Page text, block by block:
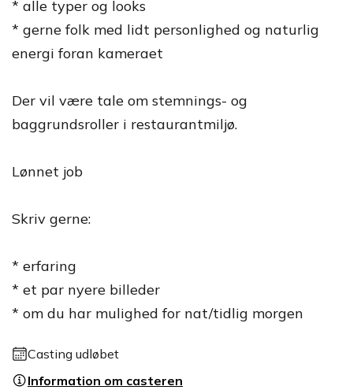
* alle typer og looks
* gerne folk med lidt personlighed og naturlig
energi foran kameraet
Der vil være tale om stemnings- og
baggrundsroller i restaurantmiljø.
Lønnet job
Skriv gerne:
* erfaring
* et par nyere billeder
* om du har mulighed for nat/tidlig morgen
Casting udløbet
Information om casteren